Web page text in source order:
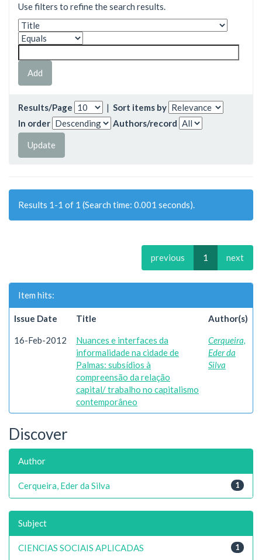
Use filters to refine the search results.
Results/Page | Sort items by
In order
Authors/record
Results 1-1 of 1 (Search time: 0.001 seconds).
previous 1 next
Item hits:
Issue Date Title Author(s)
16-Feb-2012
Nuances e interfaces da
informalidade na cidade de
Palmas: subsídios à
compreensão da relação
capital/ trabalho no capitalismo
contemporâneo
Cerqueira,
Eder da
Silva
Discover
Author
1
Cerqueira, Eder da Silva
Subject
1
CIENCIAS SOCIAIS APLICADAS